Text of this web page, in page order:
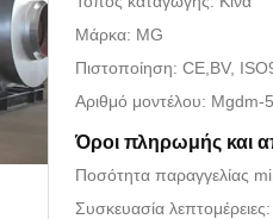
Μάρκα: MG
Πιστοποίηση: CE,BV,
Αριθμό μοντέλου: Mgdm-
Όροι πληρωμής και
Ποσότητα παραγγελίας
Συσκευασία